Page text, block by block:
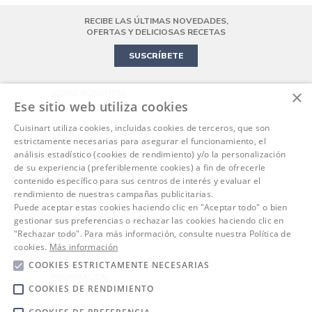
BATIDORA AMASADORA
MINI HORNO
BATERÍA DE COCINA
RECIBE LAS ÚLTIMAS NOVEDADES,
OFERTAS Y DELICIOSAS RECETAS
SUSCRÍBETE
CONDICIONES GENERALES
POLÍTICA DE PRIVACIDAD
AVISO LEGAL
POLÍTICA DE COOKIES
RECETAS
ATENCIÓN AL CLIENTE
ENTREGAS
DEVOLUCIONES
FAQ
OUTDOORS
COCCIÓN
DESAYUNO
×
Ese sitio web utiliza cookies
Cuisinart utiliza cookies, incluidas cookies de terceros, que son
estrictamente necesarias para asegurar el funcionamiento, el
análisis estadístico (cookies de rendimiento) y/o la personalización
de su experiencia (preferiblemente cookies) a fin de ofrecerle
contenido específico para sus centros de interés y evaluar el
rendimiento de nuestras campañas publicitarias.
Puede aceptar estas cookies haciendo clic en "Aceptar todo" o bien
gestionar sus preferencias o rechazar las cookies haciendo clic en
"Rechazar todo". Para más información, consulte nuestra Política de
cookies. Más información
COOKIES ESTRICTAMENTE NECESARIAS
COOKIES DE RENDIMIENTO